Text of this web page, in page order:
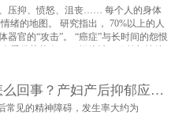
压抑、愤怒、沮丧…… 每个人的身体
绪的地图。 研究指出， 70%以上的人
器官的“攻击”。 “癌症”与长时间的怨恨
产后抑郁是怎么回事？产妇产后抑郁应该如何护理？
常见的精神障碍，发生率大约为